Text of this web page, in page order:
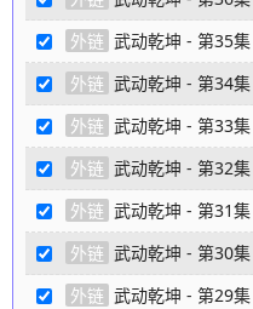
外链 武动乾坤 - 第35集
外链 武动乾坤 - 第34集
外链 武动乾坤 - 第33集
外链 武动乾坤 - 第32集
外链 武动乾坤 - 第31集
外链 武动乾坤 - 第30集
外链 武动乾坤 - 第29集